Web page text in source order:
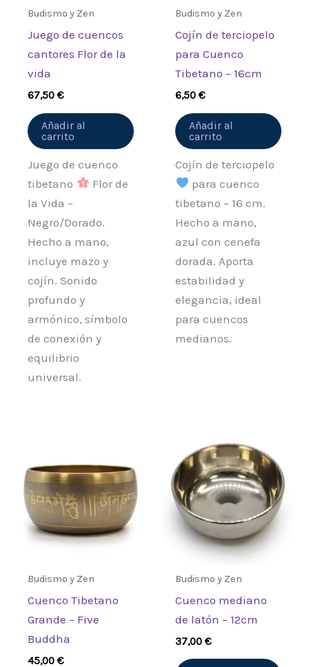
Budismo y Zen
Juego de cuencos
cantores Flor de la
vida
67,50€
Añadir al
carrito
Juego de cuenco
tibetano
Flor de
la Vida –
Negro/Dorado.
Hecho a mano,
incluye mazo y
cojín. Sonido
profundo y
armónico, símbolo
de conexión y
equilibrio
universal.
Budismo y Zen
Cojín de terciopelo
para Cuenco
Tibetano – 16cm
6,50€
Añadir al
carrito
Cojín de terciopelo
para cuenco
tibetano – 16 cm.
Hecho a mano,
azul con cenefa
dorada. Aporta
estabilidad y
elegancia, ideal
para cuencos
medianos.
Budismo y Zen
Cuenco Tibetano
Grande – Five
Buddha
45,00€
Budismo y Zen
Cuenco mediano
de latón – 12cm
37,00€